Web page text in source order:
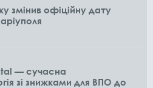
змінив офіційну дату
— сучасна
зі знижками для ВПО до